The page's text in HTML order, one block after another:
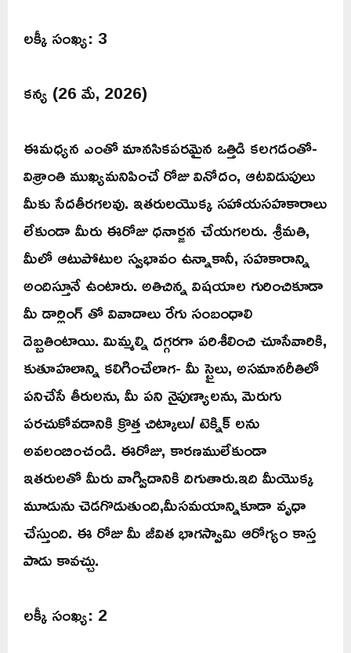
లక్కీ సంఖ్య: 3
కన్య (26 మే, 2026)
ఈమధ్యన ఎంతో మానసికపరమైన ఒత్తిడి కలగడంతో-
విశ్రాంతి ముఖ్యమనిపించే రోజు వినోదం, ఆటవిడుపులు
మీకు సేదతీరగలవు. ఇతరులయొక్క సహాయసహకారాలు
లేకుండా మీరు ఈరోజు ధనార్జన చేయగలరు. శ్రీమతి,
మీలో ఆటుపోటుల స్వభావం ఉన్నాకానీ, సహకారాన్ని
అందిస్తూనే ఉంటారు. అతిచిన్న విషయాల గురించికూడా
మీ డార్లింగ్ తో వివాదాలు రేగు సంబంధాలి
దెబ్బతింటాయి. మిమ్మల్ని దగ్గరగా పరిశీలించి చూసేవారికి,
కుతూహలాన్ని కలిగించేలాగ- మీ స్టైలు, అసమానరీతిలో
పనిచేసే తీరులను, మీ పని నైపుణ్యాలను, మెరుగు
పరచుకోవడానికి క్రొత్త చిట్కాలు/ టెక్నిక్ లను
అవలంబించండి. ఈరోజు, కారణములేకుండా
ఇతరులతో మీరు వాగ్విదానికి దిగుతారు.ఇది మీయొక్క
మూడును చెడగొడుతుంది,మీసమయాన్నికూడా వృధా
చేస్తుంది. ఈ రోజు మీ జీవిత భాగస్వామి ఆరోగ్యం కాస్త
పాడు కావచ్చు.
లక్కీ సంఖ్య: 2